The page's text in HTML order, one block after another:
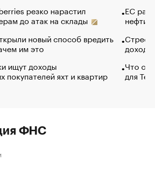
резко нарастил
до атак на склады
новый способ вредить
им это
ищут доходы
яхт и квартир
ЕС
нефти
Что
для
ФНС